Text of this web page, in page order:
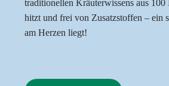
tra­di­tio­nel­len Kräu­ter­wis­sens aus
hitzt und frei von Zusatz­stof­fen – ein
am Her­zen liegt!